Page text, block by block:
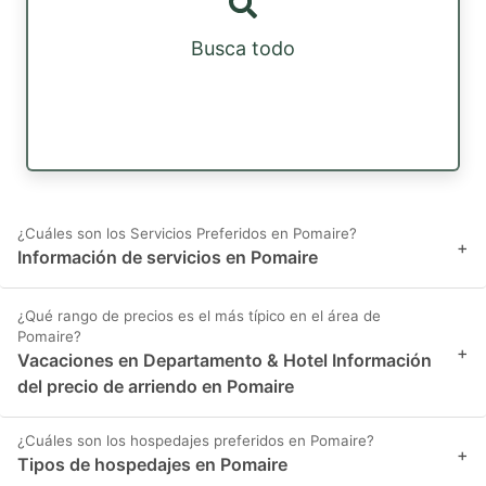
Busca todo
¿Cuáles son los Servicios Preferidos en Pomaire?
Información de servicios en Pomaire +
¿Qué rango de precios es el más típico en el área de
Pomaire?
Vacaciones en Departamento & Hotel Información
del precio de arriendo en Pomaire
+
¿Cuáles son los hospedajes preferidos en Pomaire?
Tipos de hospedajes en Pomaire +